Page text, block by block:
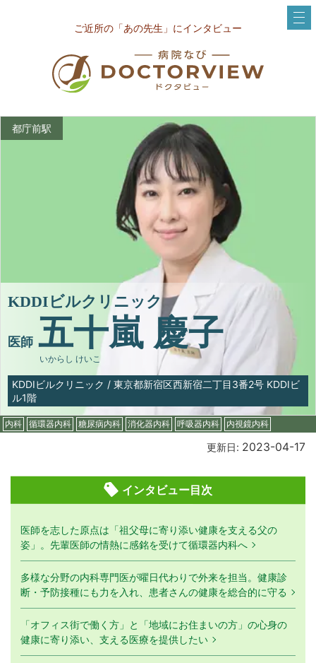
ご近所の「あの先生」にインタビュー
都庁前駅
KDDIビルクリニック
医師 五十嵐 慶子
いからし けいこ
KDDIビルクリニック / 東京都新宿区西新宿二丁目3番2号 KDDIビ
ル1階
内科 循環器内科 糖尿病内科 消化器内科 呼吸器内科 内視鏡内科
更新日: 2023-04-17
インタビュー目次
医師を志した原点は「祖父母に寄り添い健康を支える父の
姿」。先輩医師の情熱に感銘を受けて循環器内科へ
多様な分野の内科専門医が曜日代わりで外来を担当。健康診
断・予防接種にも力を入れ、患者さんの健康を総合的に守る
「オフィス街で働く方」と「地域にお住まいの方」の心身の
健康に寄り添い、支える医療を提供したい